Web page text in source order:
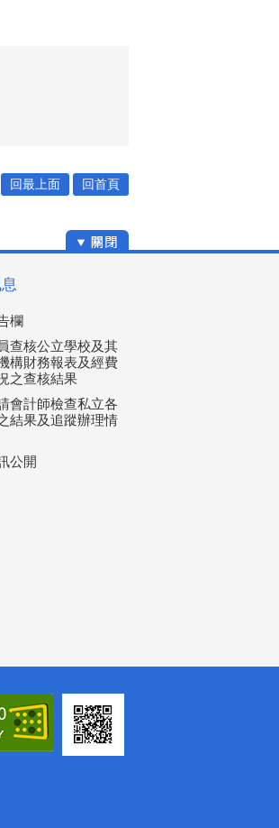
回最上面 回首頁
欄
查核公立學校及其
構財務報表及經費
之查核結果
會計師檢查私立各
結果及追蹤辦理情
公開